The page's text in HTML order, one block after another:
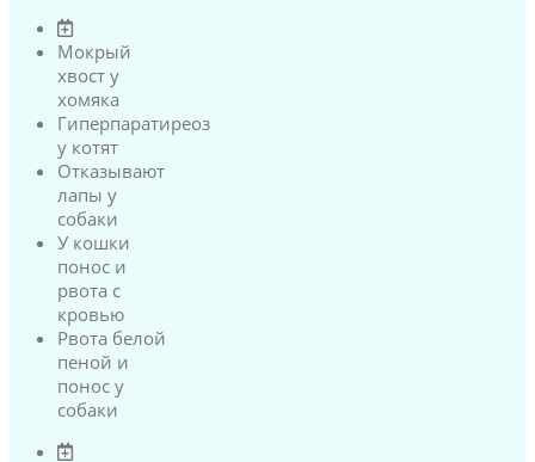
Мокрый
хвост у
хомяка
Гиперпаратиреоз
у котят
Отказывают
лапы у
собаки
У кошки
понос и
рвота с
кровью
Рвота белой
пеной и
понос у
собаки